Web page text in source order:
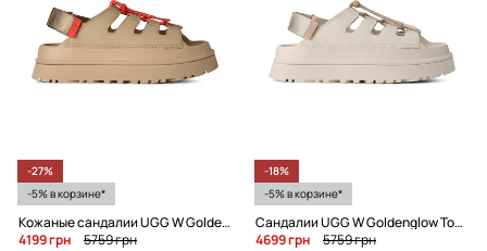
-27%
-5% в корзине*
Кожаные сандалии UGG W Goldenglow Toggle
4199 грн
5759 грн
-18%
-5% в корзине*
Сандалии UGG W Goldenglow Toggle
4699 грн
5759 грн